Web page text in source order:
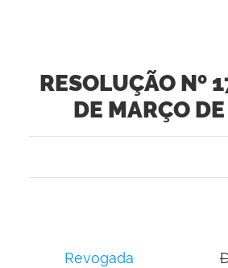
RESOLUÇÃO Nº
DE MARÇO
Revogada